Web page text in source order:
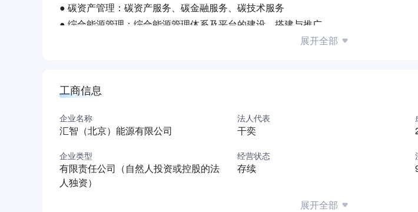
● 碳资产管理：碳资产服务、碳金融服务、碳技术服务
● 综合能源管理：综合能源管理体系及平台的建设、搭建与推广
作为国家“双碳”和“乡村振兴”战略背景下集中式新能源业务的重要补充，分布式新能源
★ “天光地热”专项介绍 ★
季制冷、提供生活热水、跨季节储热等功能。
在国家“双碳”战略下，为进一步落实关于推进农村建设和用能低碳转型工作要求，中核
肃、内蒙、宁夏、河南、河北等地实施落地“天光地热”清洁供暖示范项目。
“天光地热”是中核集团培育新质生产力、拓展第二增长曲线的抓手，“十五五”期间目标
▶现“天光地热”专项组诚聘优质人才，欢迎投递！◀
展开全部
工商信息
企业名称
汇智（北京）能源有限公司
法人代表
干奕
企业类型
有限责任公司（自然人投资或控股的法
人独资）
经营状态
存续
展开全部